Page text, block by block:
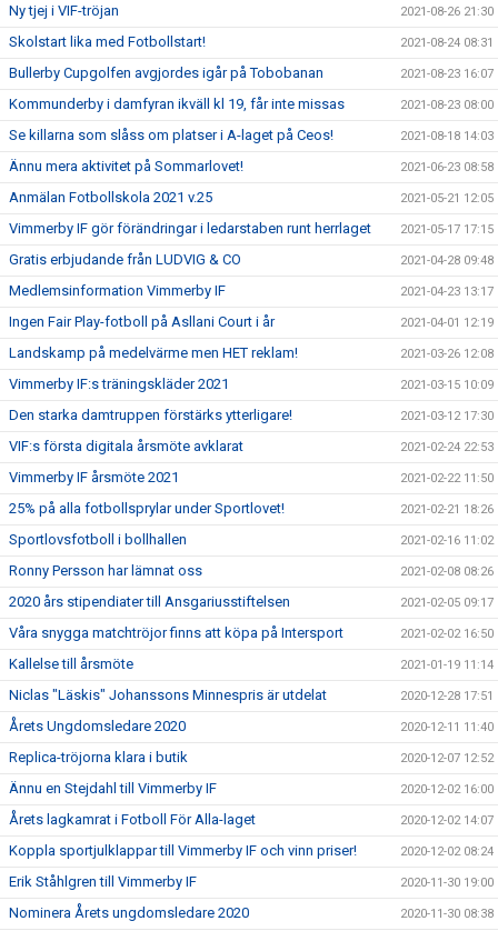
Ny tjej i VIF-tröjan 2021-08-26 21:30
Skolstart lika med Fotbollstart! 2021-08-24 08:31
Bullerby Cupgolfen avgjordes igår på Tobobanan 2021-08-23 16:07
Kommunderby i damfyran ikväll kl 19, får inte missas 2021-08-23 08:00
Se killarna som slåss om platser i A-laget på Ceos! 2021-08-18 14:03
Ännu mera aktivitet på Sommarlovet! 2021-06-23 08:58
Anmälan Fotbollskola 2021 v.25 2021-05-21 12:05
Vimmerby IF gör förändringar i ledarstaben runt herrlaget 2021-05-17 17:15
Gratis erbjudande från LUDVIG & CO 2021-04-28 09:48
Medlemsinformation Vimmerby IF 2021-04-23 13:17
Ingen Fair Play-fotboll på Asllani Court i år 2021-04-01 12:19
Landskamp på medelvärme men HET reklam! 2021-03-26 12:08
Vimmerby IF:s träningskläder 2021 2021-03-15 10:09
Den starka damtruppen förstärks ytterligare! 2021-03-12 17:30
VIF:s första digitala årsmöte avklarat 2021-02-24 22:53
Vimmerby IF årsmöte 2021 2021-02-22 11:50
25% på alla fotbollsprylar under Sportlovet! 2021-02-21 18:26
Sportlovsfotboll i bollhallen 2021-02-16 11:02
Ronny Persson har lämnat oss 2021-02-08 08:26
2020 års stipendiater till Ansgariusstiftelsen 2021-02-05 09:17
Våra snygga matchtröjor finns att köpa på Intersport 2021-02-02 16:50
Kallelse till årsmöte 2021-01-19 11:14
Niclas "Läskis" Johanssons Minnespris är utdelat 2020-12-28 17:51
Årets Ungdomsledare 2020 2020-12-11 11:40
Replica-tröjorna klara i butik 2020-12-07 12:52
Ännu en Stejdahl till Vimmerby IF 2020-12-02 16:00
Årets lagkamrat i Fotboll För Alla-laget 2020-12-02 14:07
Koppla sportjulklappar till Vimmerby IF och vinn priser! 2020-12-02 08:24
Erik Ståhlgren till Vimmerby IF 2020-11-30 19:00
Nominera Årets ungdomsledare 2020 2020-11-30 08:38